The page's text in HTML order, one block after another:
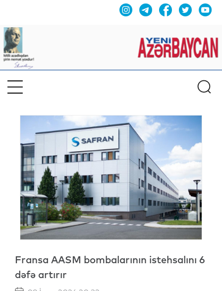
Fransa AASM bombalarının istehsalını 6
dəfə artırır